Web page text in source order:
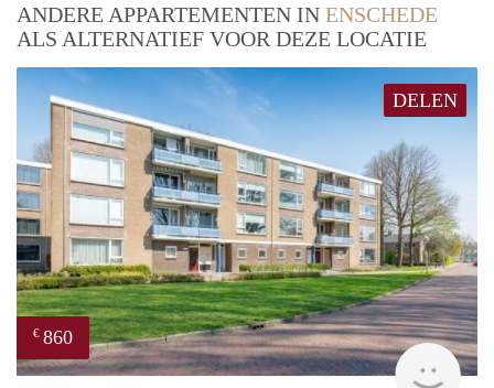
ANDERE APPARTEMENTEN IN ENSCHEDE
ALS ALTERNATIEF VOOR DEZE LOCATIE
DELEN
€ 860